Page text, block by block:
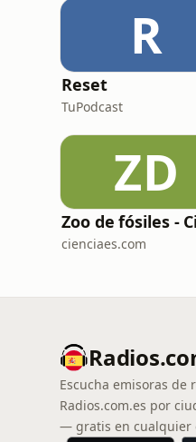
R
Reset
TuPodcast
ZD
cienciaes.com
Escucha emisoras de
Radios.com.es por
— gratis en cualquier